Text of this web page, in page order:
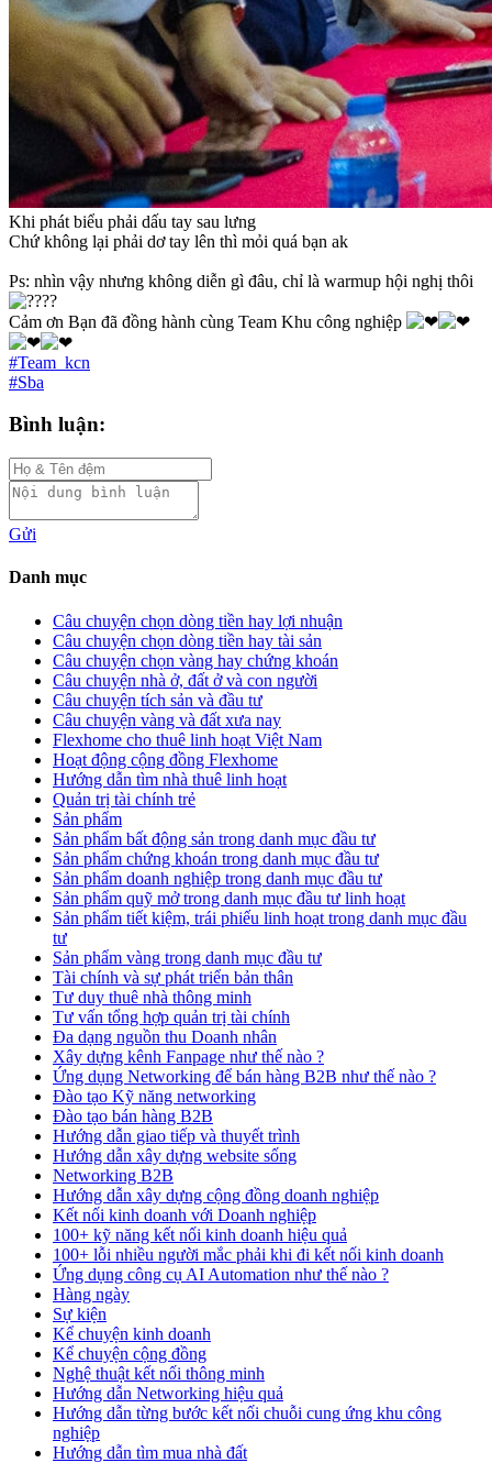
Khi phát biểu phải dấu tay sau lưng
Chứ không lại phải dơ tay lên thì mỏi quá bạn ak
Ps: nhìn vậy nhưng không diễn gì đâu, chỉ là warmup hội nghị thôi
Cảm ơn Bạn đã đồng hành cùng Team Khu công nghiệp
#Team_kcn
#Sba
Bình luận:
Gửi
Danh mục
Câu chuyện chọn dòng tiền hay lợi nhuận
Câu chuyện chọn dòng tiền hay tài sản
Câu chuyện chọn vàng hay chứng khoán
Câu chuyện nhà ở, đất ở và con người
Câu chuyện tích sản và đầu tư
Câu chuyện vàng và đất xưa nay
Flexhome cho thuê linh hoạt Việt Nam
Hoạt động cộng đồng Flexhome
Hướng dẫn tìm nhà thuê linh hoạt
Quản trị tài chính trẻ
Sản phẩm
Sản phẩm bất động sản trong danh mục đầu tư
Sản phẩm chứng khoán trong danh mục đầu tư
Sản phẩm doanh nghiệp trong danh mục đầu tư
Sản phẩm quỹ mở trong danh mục đầu tư linh hoạt
Sản phẩm tiết kiệm, trái phiếu linh hoạt trong danh mục đầu
tư
Sản phẩm vàng trong danh mục đầu tư
Tài chính và sự phát triển bản thân
Tư duy thuê nhà thông minh
Tư vấn tổng hợp quản trị tài chính
Đa dạng nguồn thu Doanh nhân
Xây dựng kênh Fanpage như thế nào ?
Ứng dụng Networking để bán hàng B2B như thế nào ?
Đào tạo Kỹ năng networking
Đào tạo bán hàng B2B
Hướng dẫn giao tiếp và thuyết trình
Hướng dẫn xây dựng website sống
Networking B2B
Hướng dẫn xây dựng cộng đồng doanh nghiệp
Kết nối kinh doanh với Doanh nghiệp
100+ kỹ năng kết nối kinh doanh hiệu quả
100+ lỗi nhiều người mắc phải khi đi kết nối kinh doanh
Ứng dụng công cụ AI Automation như thế nào ?
Hàng ngày
Sự kiện
Kể chuyện kinh doanh
Kể chuyện cộng đồng
Nghệ thuật kết nối thông minh
Hướng dẫn Networking hiệu quả
Hướng dẫn từng bước kết nối chuỗi cung ứng khu công
nghiệp
Hướng dẫn tìm mua nhà đất